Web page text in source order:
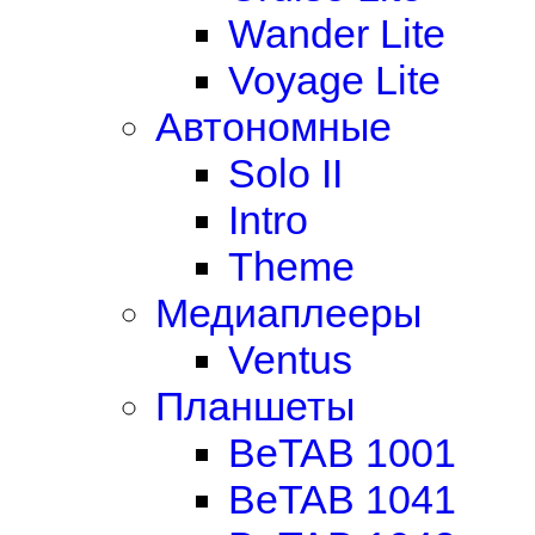
Wander Lite
Voyage Lite
Автономные
Solo II
Intro
Theme
Медиаплееры
Ventus
Планшеты
BeTAB 1001
BeTAB 1041